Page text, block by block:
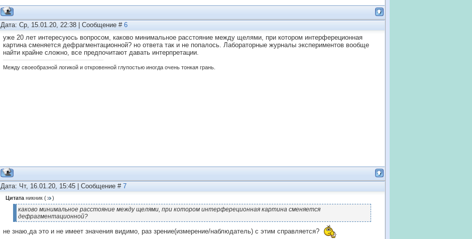
Дата: Ср, 15.01.20, 22:38 | Сообщение # 6
уже 20 лет интересуюсь вопросом, каково минимальное расстояние между щелями, при котором интерфереционная
картина сменяется дефрагментационной? но ответа так и не попалось. Лабораторные журналы экспериментов вообще
найти крайне сложно, все предпочитают давать интерпретации.
Между своеобразной логикой и откровенной глупостью иногда очень тонкая грань.
Дата: Чт, 16.01.20, 15:45 | Сообщение # 7
Цитата никник ( )
каково минимальное расстояние между щелями, при котором интерфереционная картина сменяется
дефрагментационной?
не знаю,да это и не имеет значения видимо, раз зрение(измерение/наблюдатель) с этим справляется?